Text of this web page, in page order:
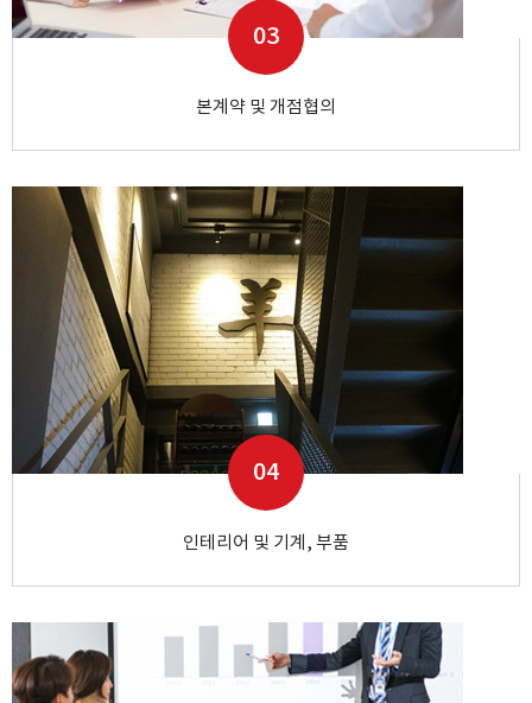
03
본계약 및 개점협의
04
인테리어 및 기계, 부품